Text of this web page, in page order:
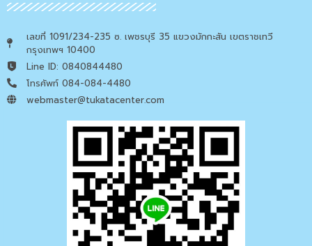
เลขที่ 1091/234-235 ซ. เพชรบุรี 35 แขวงมักกะสัน เขตราชเทวี
กรุงเทพฯ 10400
Line ID: 0840844480
โทรศัพท์ 084-084-4480
webmaster@tukatacenter.com